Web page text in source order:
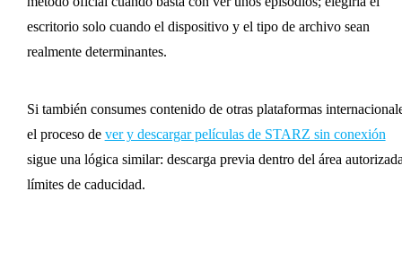
escritorio solo cuando el dispositivo y el tipo de archivo sean
realmente determinantes.
Si también consumes contenido de otras plataformas
el proceso de ver y descargar películas de STARZ sin conexión
sigue una lógica similar: descarga previa dentro del área
límites de caducidad.